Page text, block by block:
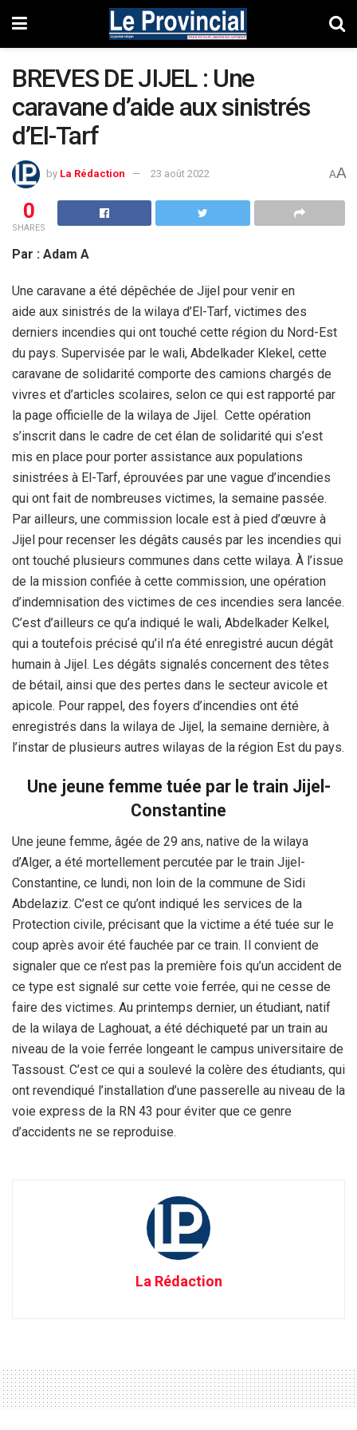
BREVES DE JIJEL : Une
caravane d’aide aux sinistrés
d’El-Tarf
by La Rédaction 23 août 2022 AA
0
SHARES
Par : Adam A
Une caravane a été dépêchée de Jijel pour venir en
aide aux sinistrés de la wilaya d’El-Tarf, victimes des
derniers incendies qui ont touché cette région du Nord-Est
du pays. Supervisée par le wali, Abdelkader Klekel, cette
caravane de solidarité comporte des camions chargés de
vivres et d’articles scolaires, selon ce qui est rapporté par
la page officielle de la wilaya de Jijel. Cette opération
s’inscrit dans le cadre de cet élan de solidarité qui s’est
mis en place pour porter assistance aux populations
sinistrées à El-Tarf, éprouvées par une vague d’incendies
qui ont fait de nombreuses victimes, la semaine passée.
Par ailleurs, une commission locale est à pied d’œuvre à
Jijel pour recenser les dégâts causés par les incendies qui
ont touché plusieurs communes dans cette wilaya. À l’issue
de la mission confiée à cette commission, une opération
d’indemnisation des victimes de ces incendies sera lancée.
C’est d’ailleurs ce qu’a indiqué le wali, Abdelkader Kelkel,
qui a toutefois précisé qu’il n’a été enregistré aucun dégât
humain à Jijel. Les dégâts signalés concernent des têtes
de bétail, ainsi que des pertes dans le secteur avicole et
apicole. Pour rappel, des foyers d’incendies ont été
enregistrés dans la wilaya de Jijel, la semaine dernière, à
l’instar de plusieurs autres wilayas de la région Est du pays.
Une jeune femme tuée par le train Jijel-
Constantine
Une jeune femme, âgée de 29 ans, native de la wilaya
d’Alger, a été mortellement percutée par le train Jijel-
Constantine, ce lundi, non loin de la commune de Sidi
Abdelaziz. C’est ce qu’ont indiqué les services de la
Protection civile, précisant que la victime a été tuée sur le
coup après avoir été fauchée par ce train. Il convient de
signaler que ce n’est pas la première fois qu’un accident de
ce type est signalé sur cette voie ferrée, qui ne cesse de
faire des victimes. Au printemps dernier, un étudiant, natif
de la wilaya de Laghouat, a été déchiqueté par un train au
niveau de la voie ferrée longeant le campus universitaire de
Tassoust. C’est ce qui a soulevé la colère des étudiants, qui
ont revendiqué l’installation d’une passerelle au niveau de la
voie express de la RN 43 pour éviter que ce genre
d’accidents ne se reproduise.
La Rédaction